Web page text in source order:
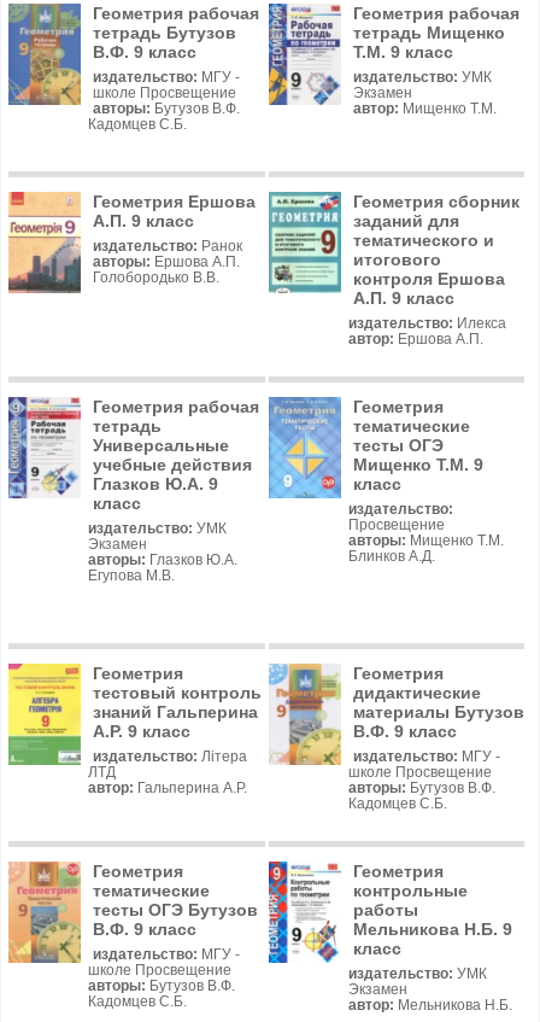
Геометрия рабочая
тетрадь Бутузов
В.Ф. 9 класс
издательство: МГУ -
школе Просвещение
авторы: Бутузов В.Ф.
Кадомцев С.Б.
Геометрия рабочая
тетрадь Мищенко
Т.М. 9 класс
издательство: УМК
Экзамен
автор: Мищенко Т.М.
Геометрия Ершова
A.П. 9 класс
издательство: Ранок
авторы: Ершова A.П.
Голобородько B.В.
Геометрия сборник
заданий для
тематического и
итогового
контроля Ершова
А.П. 9 класс
издательство: Илекса
автор: Ершова А.П.
Геометрия рабочая
тетрадь
Универсальные
учебные действия
Глазков Ю.А. 9
класс
издательство: УМК
Экзамен
авторы: Глазков Ю.А.
Егупова М.В.
Геометрия
тематические
тесты ОГЭ
Мищенко Т.М. 9
класс
издательство:
Просвещение
авторы: Мищенко Т.М.
Блинков А.Д.
Геометрия
тестовый контроль
знаний Гальперина
А.Р. 9 класс
издательство: Лiтера
ЛТД
автор: Гальперина А.Р.
Геометрия
дидактические
материалы Бутузов
В.Ф. 9 класс
издательство: МГУ -
школе Просвещение
авторы: Бутузов В.Ф.
Кадомцев С.Б.
Геометрия
тематические
тесты ОГЭ Бутузов
В.Ф. 9 класс
издательство: МГУ -
школе Просвещение
авторы: Бутузов В.Ф.
Кадомцев С.Б.
Геометрия
контрольные
работы
Мельникова Н.Б. 9
класс
издательство: УМК
Экзамен
автор: Мельникова Н.Б.